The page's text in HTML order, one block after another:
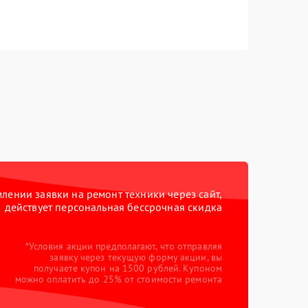
заявки на ремонт техники через сайт,
действует персональная бессрочная скидка
*Условия акции предполагают, что отправляя
заявку через текущую форму акции, вы
получаете купон на 1500 рублей. Купоном
можно оплатить до 25% от стоимости ремонта